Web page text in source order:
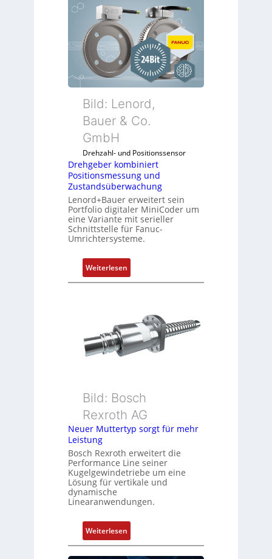
e
g
e
b
e
r
k
o
m
i
n
i
e
r
t
P
o
i
t
s
m
e
n
u
d
Z
u
t
a
n
d
Bild: Lenord,
Bauer & Co.
GmbH
Drehzahl- und Positionssensor
Drehgeber kombiniert
Positionsmessung und
Zustandsüberwachung
Lenord+Bauer erweitert sein
Portfolio digitaler MiniCoder um
eine Variante mit serieller
Schnittstelle für Fanuc-
Umrichtersysteme.
Weiterlesen:
D
g
e
b
k
m
b
n
i
e
P
o
s
Bild: Bosch
Rexroth AG
Neuer Muttertyp sorgt für mehr
Leistung
Bosch Rexroth erweitert die
Performance Line seiner
Kugelgewindetriebe um eine
Lösung für vertikale und
dynamische
Linearanwendungen.
Weiterlesen:
N
e